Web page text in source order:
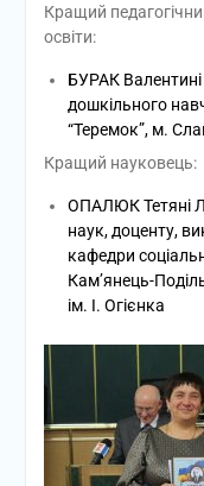
Кращий
освіти:
БУРАК Валентині
дошкільного
“Теремок”, м.
Кращий науковець:
ОПАЛЮК Тетяні
наук, доценту,
кафедри
Кам’янець-
ім. І. Огієнка